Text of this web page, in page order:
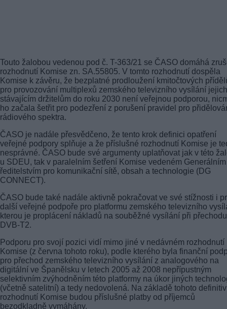
Touto žalobou vedenou pod č. T-363/21 se ČASO domáhá
rozhodnutí Komise zn. SA.55805. V tomto rozhodnutí dospěla
Komise k závěru, že bezplatné prodloužení kmitočtových
pro provozování multiplexů zemského televizního vysílání jejich
stávajícím držitelům do roku 2030 není veřejnou podporou,
ho začala šetřit pro podezření z porušení pravidel pro
rádiového spektra.
ČASO je nadále přesvědčeno, že tento krok definici opatření
veřejné podpory splňuje a že příslušné rozhodnutí Komise je
nesprávné. ČASO bude své argumenty uplatňovat jak v této
u SDEU, tak v paralelním šetření Komise vedeném Generálním
ředitelstvím pro komunikační sítě, obsah a technologie (DG
CONNECT).
ČASO bude také nadále aktivně pokračovat ve své stížnosti i
další veřejné podpoře pro platformu zemského televizního
kterou je proplácení nákladů na souběžné vysílání při
DVB-T2.
Podporu pro svojí pozici vidí mimo jiné v nedávném rozhodnutí
Komise (z června tohoto roku), podle kterého byla finanční
pro přechod zemského televizního vysílání z analogového na
digitální ve Španělsku v letech 2005 až 2008 nepřípustným
selektivním zvýhodněním této platformy na úkor jiných
(včetně satelitní) a tedy nedovolená. Na základě tohoto
rozhodnutí Komise budou příslušné platby od příjemců
bezodkladně vymáhány.